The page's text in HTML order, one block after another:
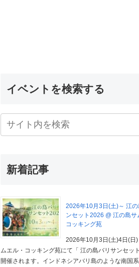
イベントを検索する
新着記事
2026年10月3日(土)～ 江
ンセット2026 @ 江の島サ
コッキング苑
2026年10月3日(土)4日(日
ムエル・コッキング苑にて「 江の島バリサンセッ
開催されます。インドネシアバリ島のような南国